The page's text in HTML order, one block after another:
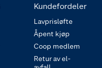
Kundefordeler
Lavprisløfte
Åpent kjøp
Coop medlem
Retur av el-